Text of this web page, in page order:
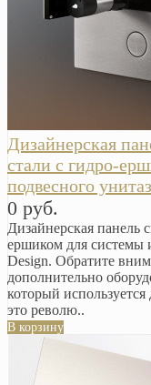
Дизайнерская
стали с гидро-
подвесного
0 руб.
Дизайнерская панель
ершиком для системы
Design. Обратите
дополнительно
который
это револю..
В корзину